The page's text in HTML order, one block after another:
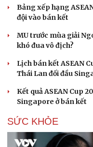
Du lịch
Bảng xếp hạng
đội vào bán kết
MU trước mùa giải
khó đua vô địch?
Lịch bán kết ASEAN
Thái Lan đối đầu
Kết quả ASEAN Cup
Singapore ở bán kết
SỨC KHỎE